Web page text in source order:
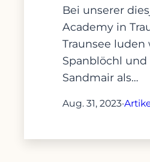
Bei unserer
Academy in
Traunsee luden
Spanblöchl und
Sandmair als…
Aug. 31, 2023·